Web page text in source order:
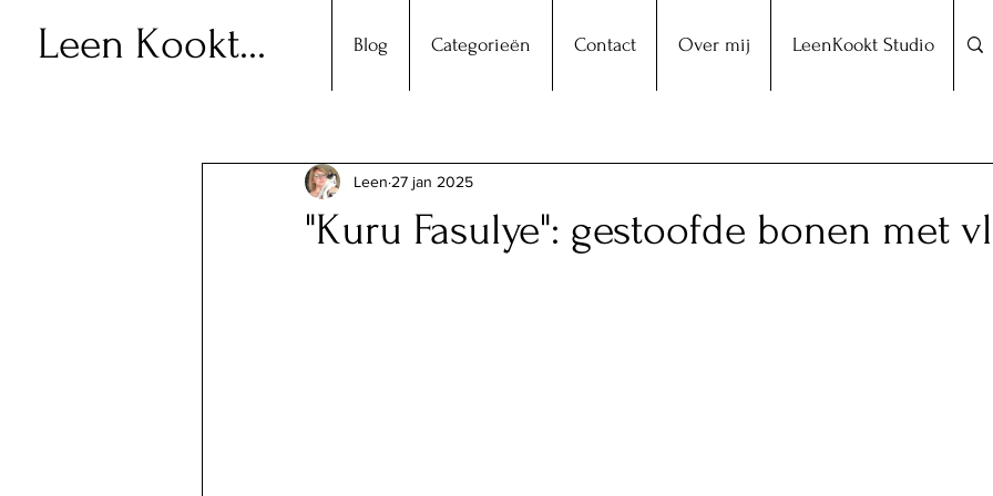
Leen Kookt... Blog Categorieën Contact Over mij LeenKookt Studio
"Kuru Fasulye": gestoofde bonen met
Leen 27 jan 2025